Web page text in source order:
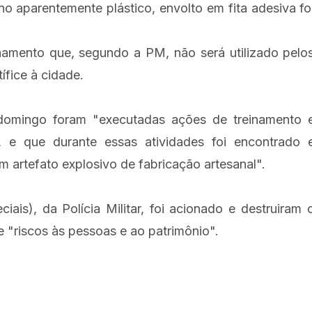
aparentemente plástico, envolto em fita adesiva
que, segundo a PM, não será utilizado
à cidade.
foram "executadas ações de treinamento
que durante essas atividades foi encontrado
artefato explosivo de fabricação artesanal".
da Polícia Militar, foi acionado e destruiram
às pessoas e ao patrimônio".